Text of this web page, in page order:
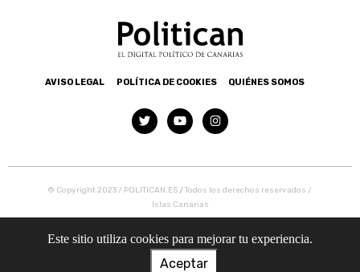
AVISO LEGAL POLÍTICA DE COOKIES QUIÉNES SOMOS
© Copyright 2023 / POLITICAN.ES /Todos los derechos reservados /
Islas Canarias
Este sitio utiliza cookies para mejorar tu experiencia.
Aceptar